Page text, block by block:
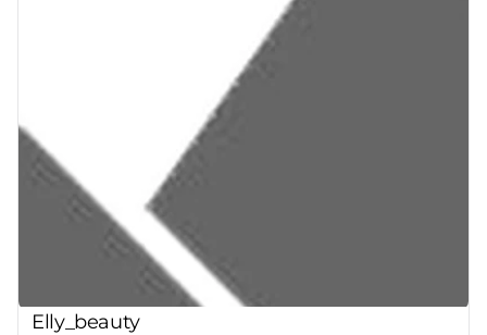
Стоимость услуг:
Принимает сертификаты
Сбросить
Elly_beauty